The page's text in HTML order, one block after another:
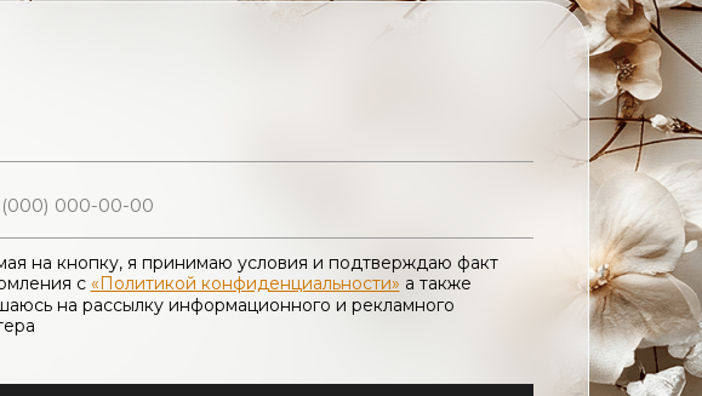
на кнопку, я принимаю условия и подтверждаю факт
с «Политикой конфиденциальности» а также
на рассылку информационного и рекламного